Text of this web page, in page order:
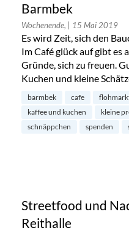
Barmbek
Wochenende, | 15 Mai 2019
Es wird Zeit, sich den
Im Café glück auf gibt es
Gründe, sich zu freuen.
Kuchen und kleine
barmbek cafe
kaffee und kuchen
kleine
schnäppchen
spenden
Streetfood und
Reithalle